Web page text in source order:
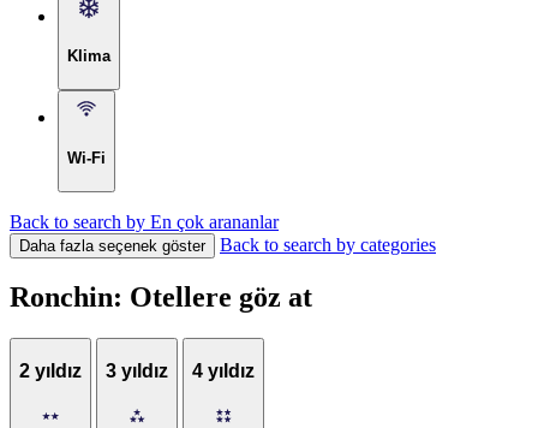
Klima
Wi-Fi
Back to search by En çok arananlar
Daha fazla seçenek göster Back to search by categories
Ronchin: Otellere göz at
2 yıldız 3 yıldız 4 yıldız